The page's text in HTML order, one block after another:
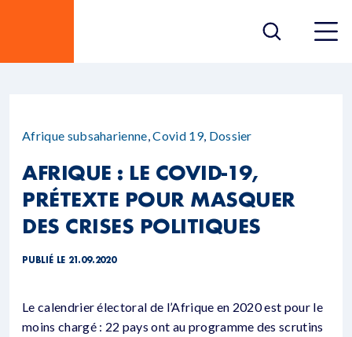
Afrique subsaharienne,Covid 19, Dossier
AFRIQUE : LE COVID-19,
PRÉTEXTE POUR MASQUER
DES CRISES POLITIQUES
PUBLIÉ LE 21.09.2020
Le calendrier électoral de l’Afrique en 2020 est pour le
moins chargé : 22 pays ont au programme des scrutins